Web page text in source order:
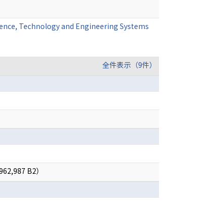
Technology and Engineering Systems
全件表示（9件）
B2）